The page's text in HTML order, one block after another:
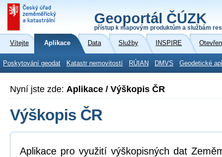
Geoportál ČÚZK
přístup k mapovým produktům a službám
Vítejte Aplikace Data Služby INSPIRE
Poskytování geodat Katastr nemovitostí RÚIAN DMVS Geodetické
Nyní jste zde: Aplikace / Výškopis ČR
Výškopis ČR
Aplikace pro využití výškopisných dat